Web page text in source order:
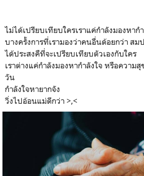
ไม่ได้เปรียบเทียบใครเราแค่กำลังมองหาก
บางครั้งการที่เรามองว่าคนอื่นด้อยกว่า สม
ได้ประสงคืที่จะเปรียบเทียบตัวเองกับใคร
เราต่างแค่กำลังมองหากำลังใจ หรือความสุ
วัน
กำลังใจหายากจัง
วิ่งไปอ้อนแม่ดีกว่า >,<